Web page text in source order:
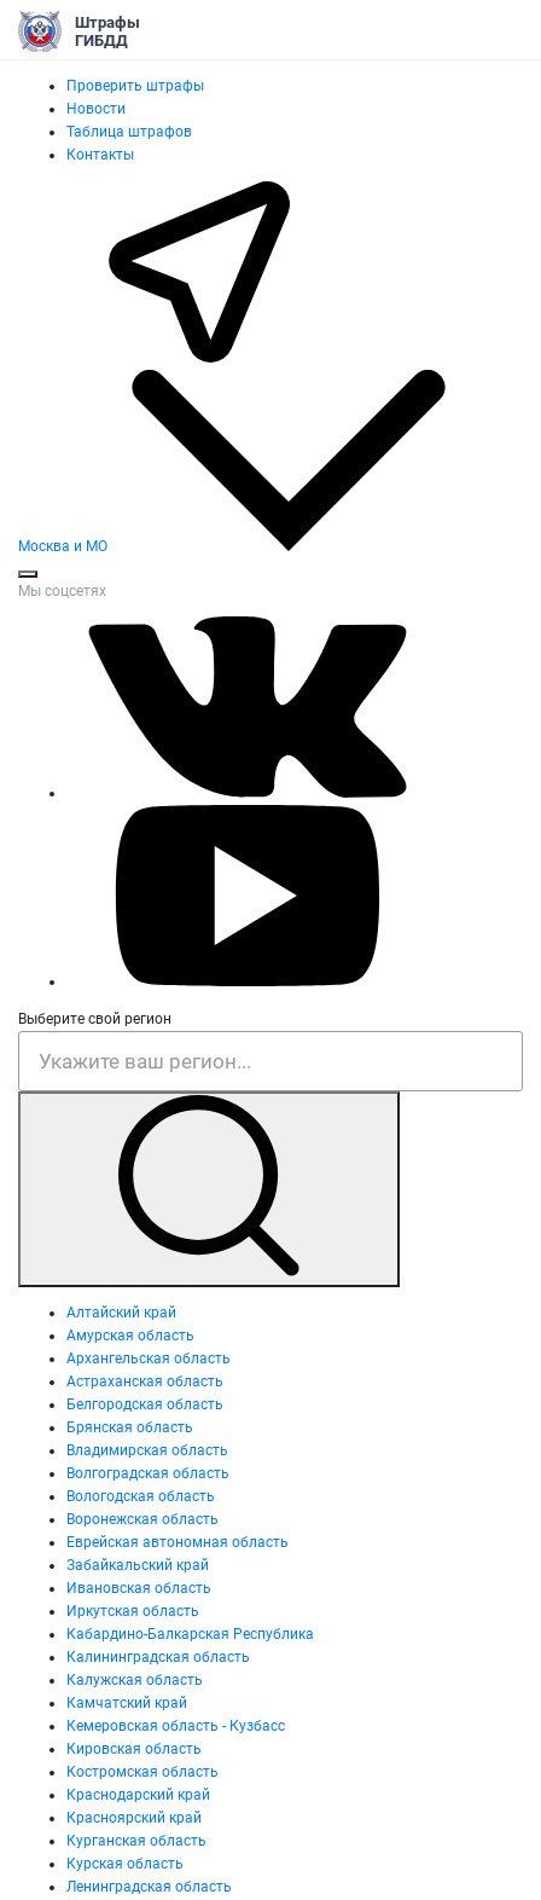
Штрафы
ГИБДД
Проверить штрафы
Новости
Таблица штрафов
Контакты
Москва и МО
Мы соцсетях
Выберите свой регион
Алтайский край
Амурская область
Архангельская область
Астраханская область
Белгородская область
Брянская область
Владимирская область
Волгоградская область
Вологодская область
Воронежская область
Еврейская автономная область
Забайкальский край
Ивановская область
Иркутская область
Кабардино-Балкарская Республика
Калининградская область
Калужская область
Камчатский край
Кемеровская область - Кузбасс
Кировская область
Костромская область
Краснодарский край
Красноярский край
Курганская область
Курская область
Ленинградская область